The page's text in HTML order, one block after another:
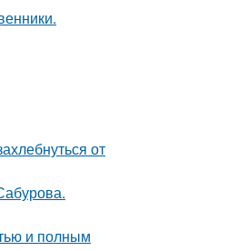
от
и полным